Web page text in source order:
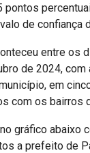
pontos
de confiança
entre os
de 2024, com
em
com os bairros
gráfico abaixo
a prefeito de